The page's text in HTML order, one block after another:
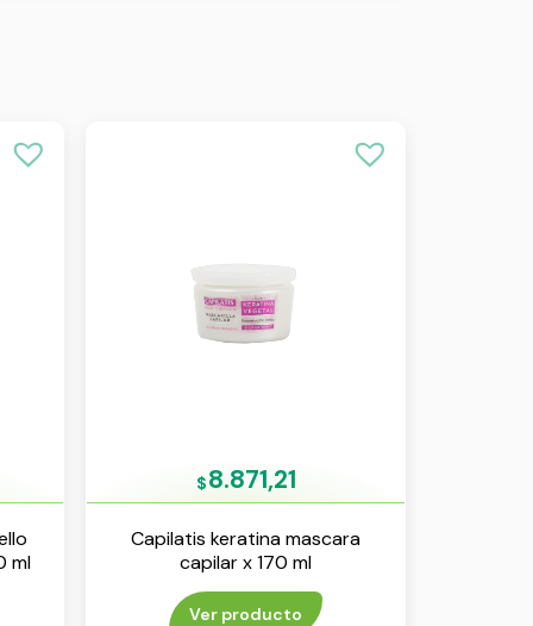
ml
$8.871,21
Capilatis keratina mascara
capilar x 170 ml
Ver producto